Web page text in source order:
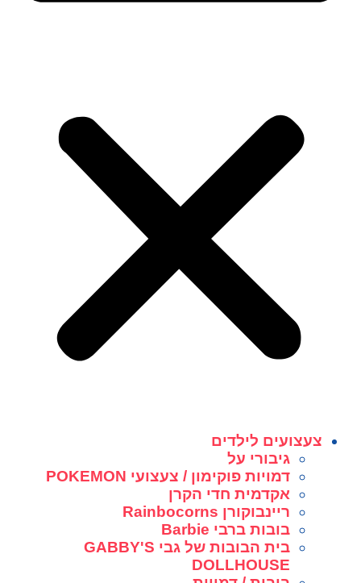
צעצועים לילדים
גיבורי על
דמויות פוקימון / צעצועי POKEMON
אקדמית חדי הקרן
ריינבוקורן Rainbocorns
בובות ברבי Barbie
בית הבובות של גבי GABBY'S
DOLLHOUSE